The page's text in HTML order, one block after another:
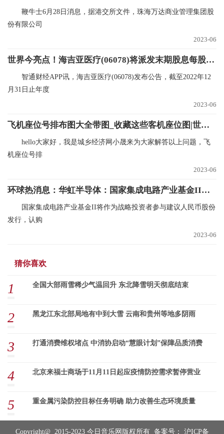
鞭牛士6月28日消息，据港交所文件，珠海万达商业管理集团股
份有限公司
2023-06
世界今亮点！海吉亚医疗(06078)将派发末期股息每股0.15元
智通财经APP讯，海吉亚医疗(06078)发布公告，截至2022年12
月31日止年度
2023-06
飞机座位号排布图大全带图_收藏这些客机座位图|世界观点
hello大家好，我是城乡经济网小晟来为大家解答以上问题，飞
机座位号排
2023-06
环球热消息：华虹半导体：国家集成电路产业基金II将认购不超过30亿元的人民币股份
国家集成电路产业基金II将作为战略投资者参与建议人民币股份
发行，认购
2023-06
猜你喜欢
1 全国大部雨雪稀少气温回升 东北降雪明天彻底结束
2 黑龙江东北部局地有中到大雪 云南和贵州等地多阴雨
3 打通消费维权堵点 中消协启动“慧眼计划”保障品质消费
4 北京来福士商场于11月11日起应疫情防控需求暂停营业
5 重金属污染防控目标任务明确 助力改善生态环境质量
Copyright@ 2015-2023 今日音乐网版权所有 备案号： 沪ICP备